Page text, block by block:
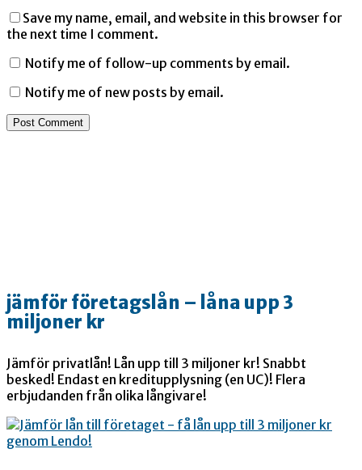
Save my name, email, and website in this browser for
the next time I comment.
Notify me of follow-up comments by email.
Notify me of new posts by email.
jämför företagslån – låna upp 3
miljoner kr
Jämför privatlån! Lån upp till 3 miljoner kr! Snabbt
besked! Endast en kreditupplysning (en UC)! Flera
erbjudanden från olika långivare!